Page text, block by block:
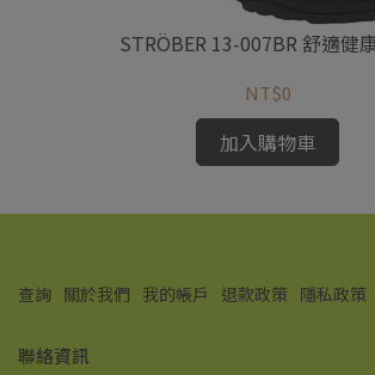
STRÖBER 13-007BR 舒適健
NT$0
加入購物車
查詢 關於我們 我的帳戶 退款政策 隱私政策
聯絡資訊